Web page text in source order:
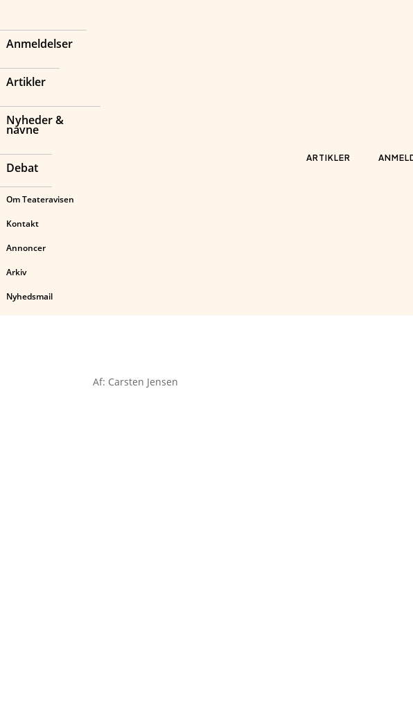
Anmeldelser
Artikler
Nyheder &
navne
Debat
Om Teateravisen
Kontakt
Annoncer
Arkiv
Nyhedsmail
ARTIKLER
Af: Carsten Jensen